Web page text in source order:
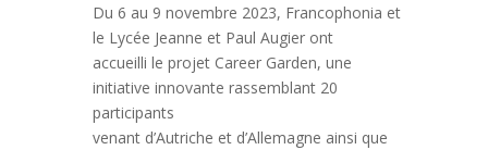
Du 6 au 9 novembre 2023, Francophonia et
le Lycée Jeanne et Paul Augier ont
accueilli le projet Career Garden, une
initiative innovante rassemblant 20
participants
venant d’Autriche et d’Allemagne ainsi que